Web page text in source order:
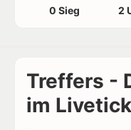
0 Sieg 2
Treffers -
im